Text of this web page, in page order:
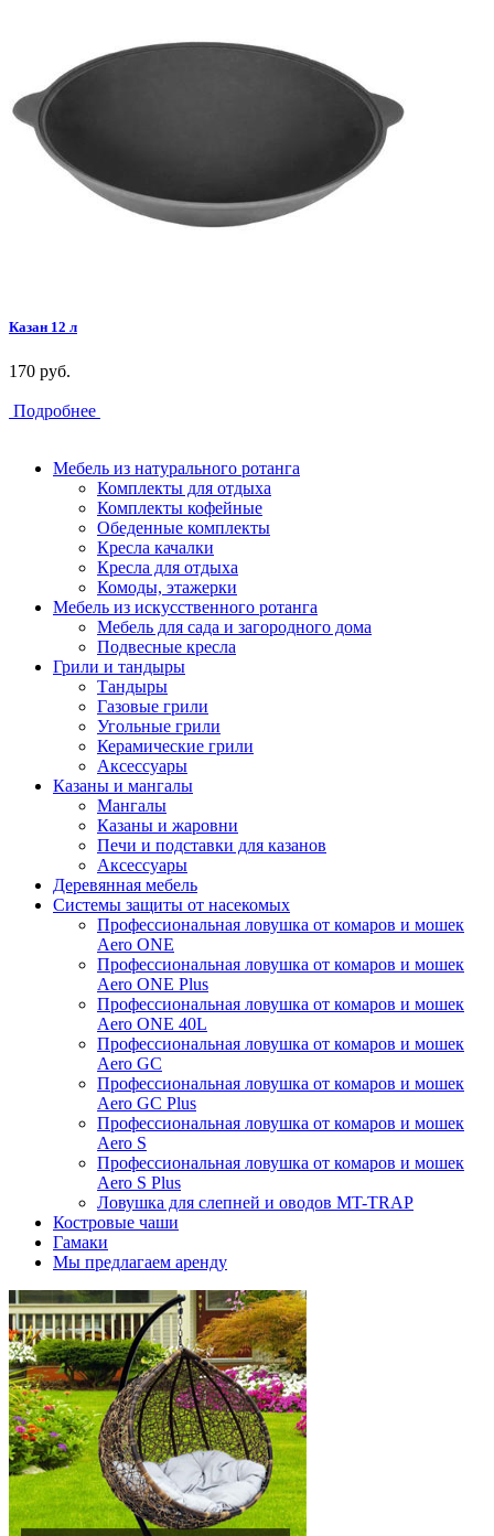
Казан 12 л
170 руб.
Подробнее
Мебель из натурального ротанга
Комплекты для отдыха
Комплекты кофейные
Обеденные комплекты
Кресла качалки
Кресла для отдыха
Комоды, этажерки
Мебель из искусственного ротанга
Мебель для сада и загородного дома
Подвесные кресла
Грили и тандыры
Тандыры
Газовые грили
Угольные грили
Керамические грили
Аксессуары
Казаны и мангалы
Мангалы
Казаны и жаровни
Печи и подставки для казанов
Аксессуары
Деревянная мебель
Системы защиты от насекомых
Профессиональная ловушка от комаров и мошек
Aero ONE
Профессиональная ловушка от комаров и мошек
Aero ONE Plus
Профессиональная ловушка от комаров и мошек
Aero ONE 40L
Профессиональная ловушка от комаров и мошек
Aero GC
Профессиональная ловушка от комаров и мошек
Aero GC Plus
Профессиональная ловушка от комаров и мошек
Aero S
Профессиональная ловушка от комаров и мошек
Aero S Plus
Ловушка для слепней и оводов MT-TRAP
Костровые чаши
Гамаки
Мы предлагаем аренду